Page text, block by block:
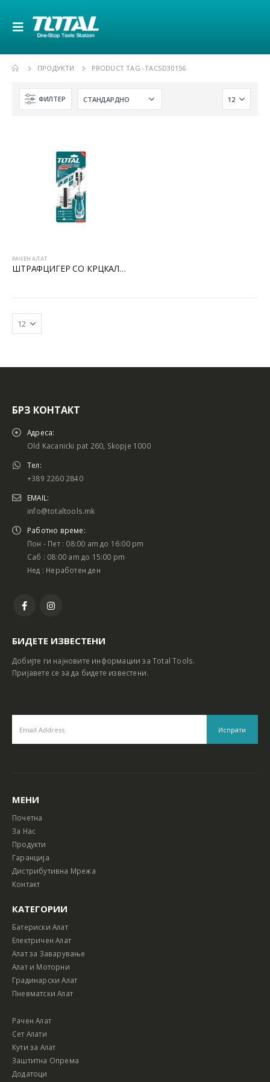
ПРОДУКТИ PRODUCT TAG -TACSD30156
ФИЛТЕР
РАЧЕН АЛАТ
ШТРАФЦИГЕР СО КРЦКАЛКА
Батериски сет
Батериски сет Ротирачки Чекан и Бормашина 20V
БРЗ КОНТАКТ
Адреса:
Old Kacanicki pat 260, Skopje 1000
Тел:
+389 2260 2840
EMAIL:
info@totaltools.mk
Работно време:
Пон - Пет : 08:00 am до 16:00 pm
Саб : 08:00 am до 15:00 pm
Нед : Неработен ден
БИДЕТЕ ИЗВЕСТЕНИ
Добијте ги најновите информации за Total Tools.
Пријавете се за да бидете известени.
МЕНИ
Почетна
За Нас
Продукти
Гаранција
Дистрибутивна Мрежа
Контакт
КАТЕГОРИИ
Батериски Алат
Електричен Алат
Алат за Заварување
Алат и Моторни
Градинарски Алат
Пневматски Алат
Рачен Алат
Сет Алати
Кути за Алат
Заштитна Опрема
Додатоци